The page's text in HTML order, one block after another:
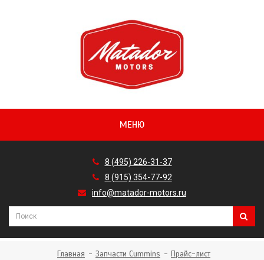
МЕНЮ
8 (495) 226-31-37
8 (915) 354-77-92
info@matador-motors.ru
Главная Запчасти Cummins Прайс-лист